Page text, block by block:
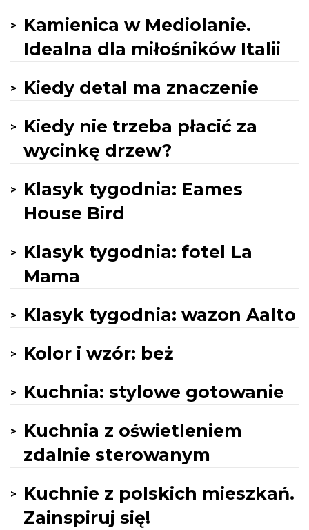
Kamienica w Mediolanie.
Idealna dla miłośników Italii
Kiedy detal ma znaczenie
Kiedy nie trzeba płacić za
wycinkę drzew?
Klasyk tygodnia: Eames
House Bird
Klasyk tygodnia: fotel La
Mama
Klasyk tygodnia: wazon Aalto
Kolor i wzór: beż
Kuchnia: stylowe gotowanie
Kuchnia z oświetleniem
zdalnie sterowanym
Kuchnie z polskich mieszkań.
Zainspiruj się!